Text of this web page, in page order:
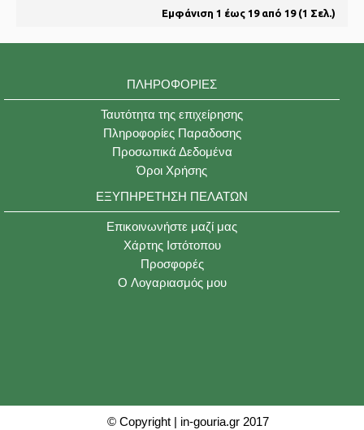
Εμφάνιση 1 έως 19 από 19 (1 Σελ.)
ΠΛΗΡΟΦΟΡΊΕΣ
Ταυτότητα της επιχείρησης
Πληροφορίες Παραδοσης
Προσωπικά Δεδομένα
Όροι Χρήσης
ΕΞΥΠΗΡΈΤΗΣΗ ΠΕΛΑΤΏΝ
Επικοινωνήστε μαζί μας
Χάρτης Ιστότοπου
Προσφορές
O Λογαριασμός μου
© Copyright | in-gouria.gr 2017